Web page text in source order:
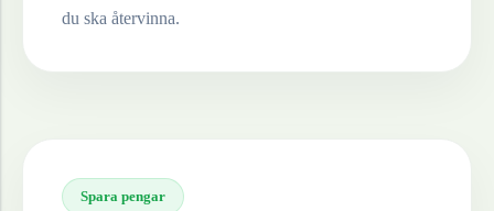
du ska återvinna.
Spara pengar